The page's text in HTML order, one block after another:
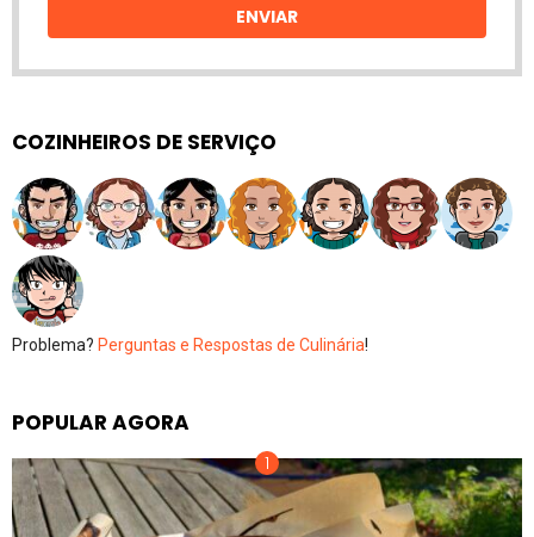
ENVIAR
COZINHEIROS DE SERVIÇO
Problema? Perguntas e Respostas de Culinária!
POPULAR AGORA